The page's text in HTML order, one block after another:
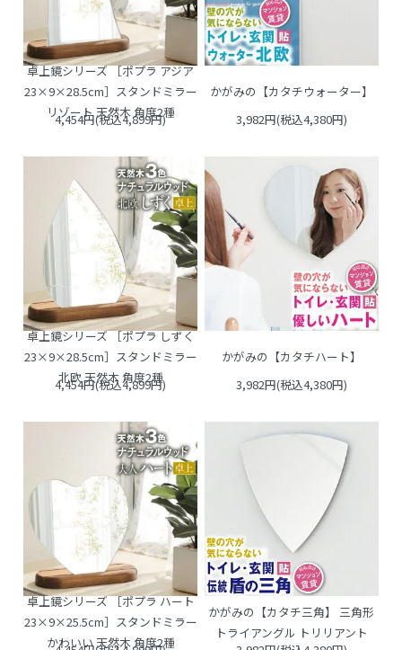
卓上鏡シリーズ ［ポプラ アジア
23×9×28.5cm］スタンドミラー
リゾート 天然木 角度2種
4,454円(税込4,899円)
かがみの【カタチウォーター】
3,982円(税込4,380円)
卓上鏡シリーズ ［ポプラ しずく
23×9×28.5cm］スタンドミラー
北欧 天然木 角度2種
4,454円(税込4,899円)
かがみの【カタチハート】
3,982円(税込4,380円)
卓上鏡シリーズ ［ポプラ ハート
23×9×25.5cm］スタンドミラー
かわいい 天然木 角度2種
かがみの【カタチ三角】 三角形
トライアングル トリリアント